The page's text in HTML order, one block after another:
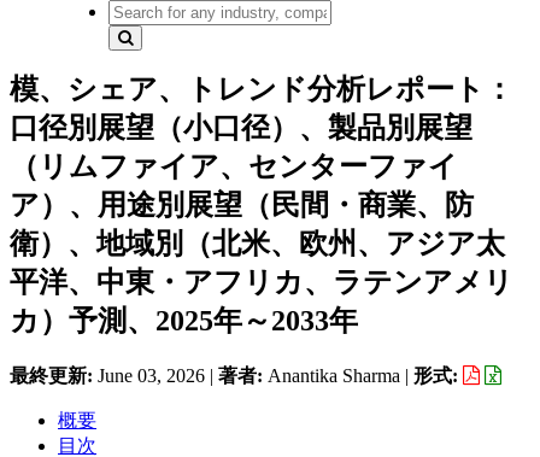
模、シェア、トレンド分析レポート：
口径別展望（小口径）、製品別展望
（リムファイア、センターファイ
ア）、用途別展望（民間・商業、防
衛）、地域別（北米、欧州、アジア太
平洋、中東・アフリカ、ラテンアメリ
カ）予測、2025年～2033年
最終更新: June 03, 2026 | 著者: Anantika Sharma | 形式:
概要
目次